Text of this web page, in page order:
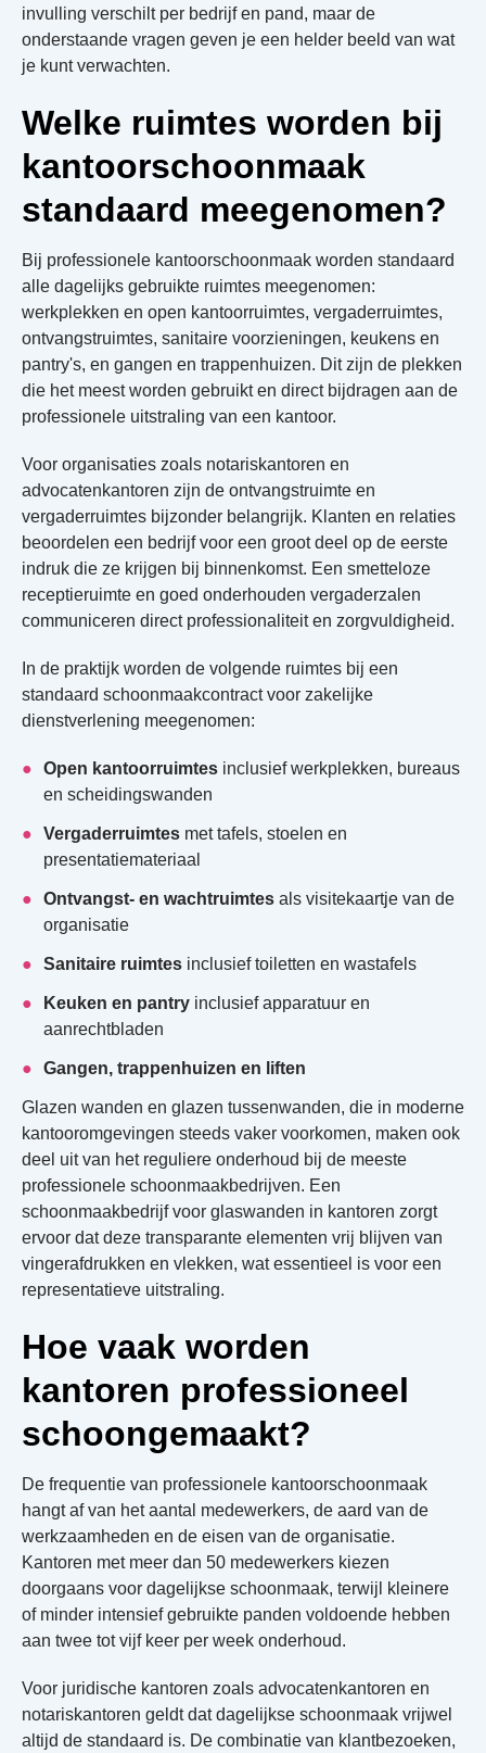
invulling verschilt per bedrijf en pand, maar de
onderstaande vragen geven je een helder beeld van wat
je kunt verwachten.
Welke ruimtes worden bij
kantoorschoonmaak
standaard meegenomen?
Bij professionele kantoorschoonmaak worden standaard
alle dagelijks gebruikte ruimtes meegenomen:
werkplekken en open kantoorruimtes, vergaderruimtes,
ontvangstruimtes, sanitaire voorzieningen, keukens en
pantry's, en gangen en trappenhuizen. Dit zijn de plekken
die het meest worden gebruikt en direct bijdragen aan de
professionele uitstraling van een kantoor.
Voor organisaties zoals notariskantoren en
advocatenkantoren zijn de ontvangstruimte en
vergaderruimtes bijzonder belangrijk. Klanten en relaties
beoordelen een bedrijf voor een groot deel op de eerste
indruk die ze krijgen bij binnenkomst. Een smetteloze
receptieruimte en goed onderhouden vergaderzalen
communiceren direct professionaliteit en zorgvuldigheid.
In de praktijk worden de volgende ruimtes bij een
standaard schoonmaakcontract voor zakelijke
dienstverlening meegenomen:
Open kantoorruimtes inclusief werkplekken, bureaus
en scheidingswanden
Vergaderruimtes met tafels, stoelen en
presentatiemateriaal
Ontvangst- en wachtruimtes als visitekaartje van de
organisatie
Sanitaire ruimtes inclusief toiletten en wastafels
Keuken en pantry inclusief apparatuur en
aanrechtbladen
Gangen, trappenhuizen en liften
Glazen wanden en glazen tussenwanden, die in moderne
kantooromgevingen steeds vaker voorkomen, maken ook
deel uit van het reguliere onderhoud bij de meeste
professionele schoonmaakbedrijven. Een
schoonmaakbedrijf voor glaswanden in kantoren zorgt
ervoor dat deze transparante elementen vrij blijven van
vingerafdrukken en vlekken, wat essentieel is voor een
representatieve uitstraling.
Hoe vaak worden
kantoren professioneel
schoongemaakt?
De frequentie van professionele kantoorschoonmaak
hangt af van het aantal medewerkers, de aard van de
werkzaamheden en de eisen van de organisatie.
Kantoren met meer dan 50 medewerkers kiezen
doorgaans voor dagelijkse schoonmaak, terwijl kleinere
of minder intensief gebruikte panden voldoende hebben
aan twee tot vijf keer per week onderhoud.
Voor juridische kantoren zoals advocatenkantoren en
notariskantoren geldt dat dagelijkse schoonmaak vrijwel
altijd de standaard is. De combinatie van klantbezoeken,